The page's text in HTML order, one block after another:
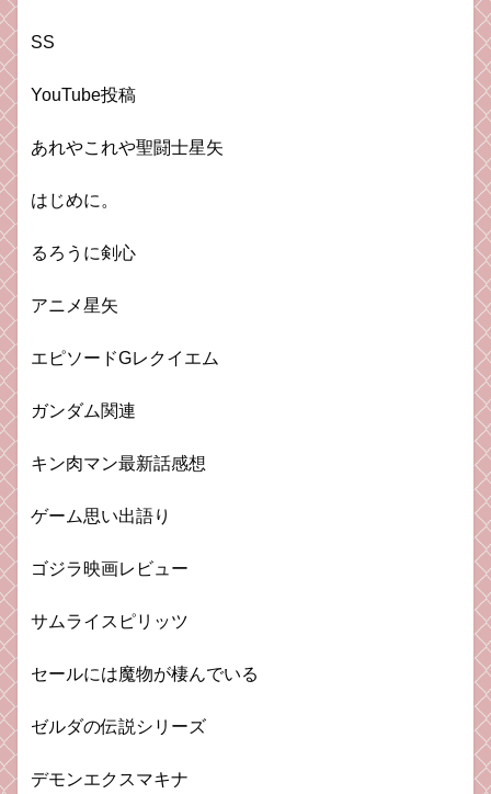
SS
YouTube投稿
あれやこれや聖闘士星矢
はじめに。
るろうに剣心
アニメ星矢
エピソードGレクイエム
ガンダム関連
キン肉マン最新話感想
ゲーム思い出語り
ゴジラ映画レビュー
サムライスピリッツ
セールには魔物が棲んでいる
ゼルダの伝説シリーズ
デモンエクスマキナ